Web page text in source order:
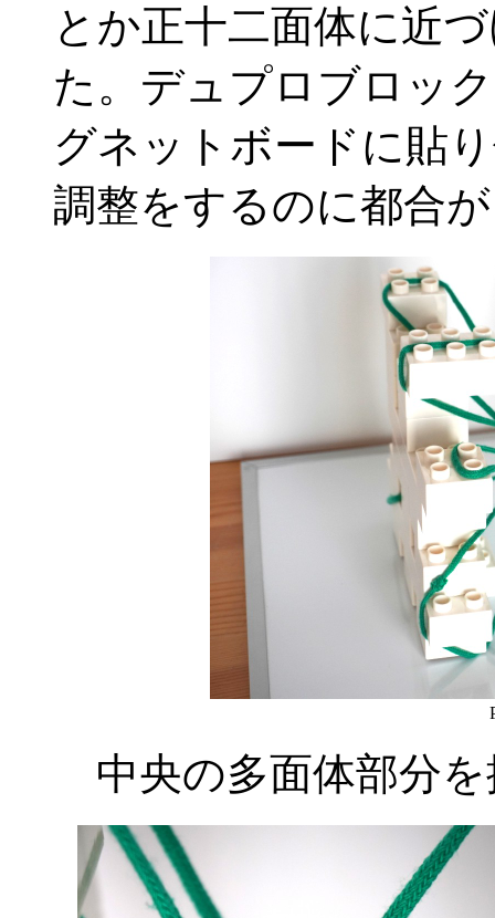
とか正十二面体に近
た。デュプロブロッ
グネットボードに貼
調整をするのに都合
中央の多面体部分